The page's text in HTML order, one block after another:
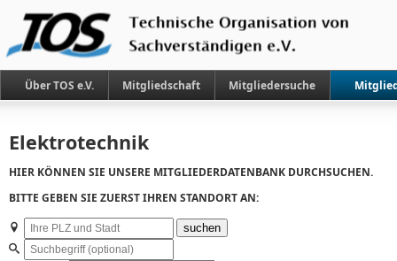
Über TOS e.V. Mitgliedschaft Mitgliedersuche
Elektrotechnik
HIER KÖNNEN SIE UNSERE MITGLIEDERDATENBANK DURCHSUCHEN.
BITTE GEBEN SIE ZUERST IHREN STANDORT AN:
Ihr
Standort:
suchen
Suchbegriff